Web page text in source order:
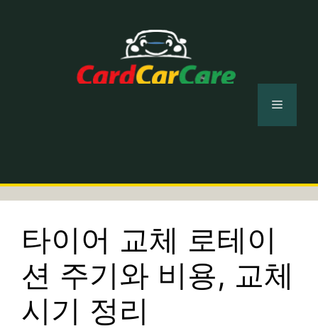
메
타이어 교체 로테이
션 주기와 비용, 교체
시기 정리